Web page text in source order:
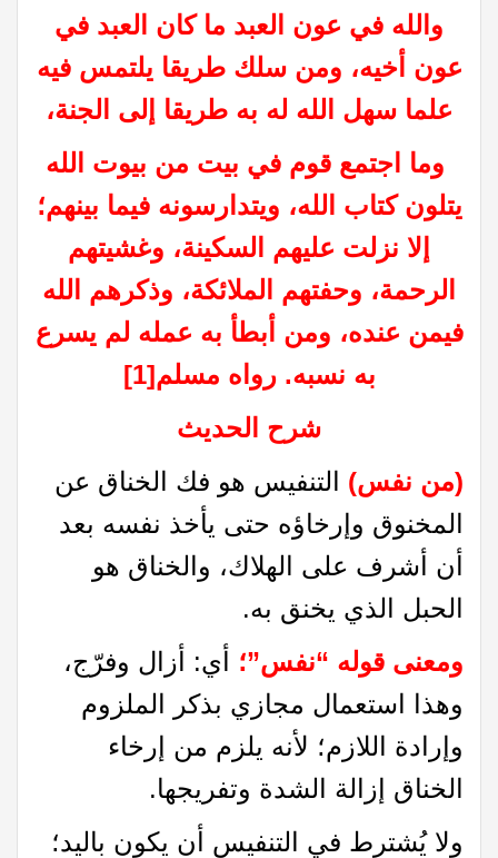
والله في عون العبد ما كان العبد في
عون أخيه، ومن سلك طريقا يلتمس فيه
علما سهل الله له به طريقا إلى الجنة،
وما اجتمع قوم في بيت من بيوت الله
يتلون كتاب الله، ويتدارسونه فيما بينهم؛
إلا نزلت عليهم السكينة، وغشيتهم
الرحمة، وحفتهم الملائكة، وذكرهم الله
فيمن عنده، ومن أبطأ به عمله لم يسرع
به نسبه. رواه مسلم[1]
شرح الحديث
(من نفس) التنفيس هو فك الخناق عن
المخنوق وإرخاؤه حتى يأخذ نفسه بعد
أن أشرف على الهلاك، والخناق هو
الحبل الذي يخنق به.
ومعنى قوله “نفس”؛ أي: أزال وفرّج،
وهذا استعمال مجازي بذكر الملزوم
وإرادة اللازم؛ لأنه يلزم من إرخاء
الخناق إزالة الشدة وتفريجها.
ولا يُشترط في التنفيس أن يكون باليد؛